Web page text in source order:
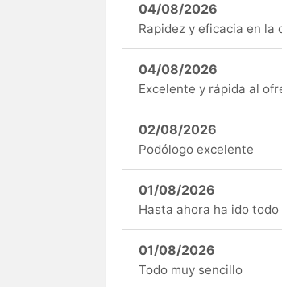
04/08/2026
Rapidez y eficacia en la
04/08/2026
Excelente y rápida al
02/08/2026
Podólogo excelente
01/08/2026
Hasta ahora ha ido todo
01/08/2026
Todo muy sencillo